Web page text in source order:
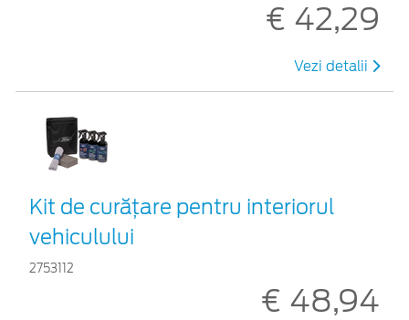
€ 42,29
Vezi detalii
Kit de curățare pentru interiorul
vehiculului
2753112
€ 48,94